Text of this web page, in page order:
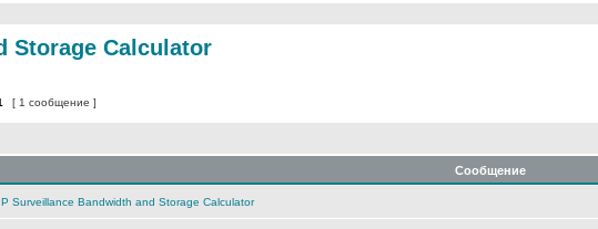
Storage Calculator
[ 1 сообщение ]
Сообщение
IP Surveillance Bandwidth and Storage Calculator